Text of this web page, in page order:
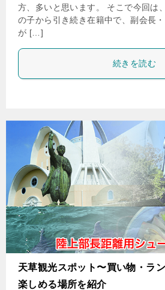
方、多いと思います。 そこで今回は
の子から引き続き在籍中で、副会長
が […]
続きを読む
天草観光スポット〜買い物・ラ
楽しめる場所を紹介